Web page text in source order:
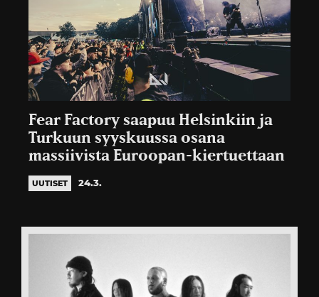
Fear Factory saapuu Helsinkiin ja
Turkuun syyskuussa osana
massiivista Euroopan-kiertuettaan
UUTISET 24.3.